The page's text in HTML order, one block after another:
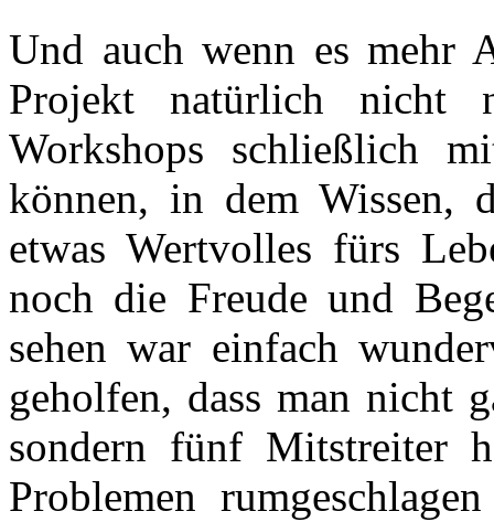
Und auch wenn es mehr
Projekt natürlich nicht
Workshops schließlich
können, in dem Wissen,
etwas Wertvolles fürs
noch die Freude und
sehen war einfach
geholfen, dass man nicht
sondern fünf Mitstreiter
Problemen